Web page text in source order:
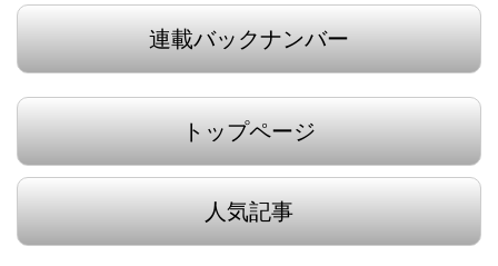
連載バックナンバー
トップページ
人気記事